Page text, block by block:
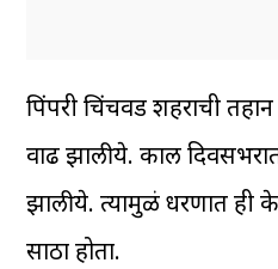
पिंपरी चिंचवड शहराची
वाढ झालीये. काल
झालीये. त्यामुळं धरणात ही
साठा होता.